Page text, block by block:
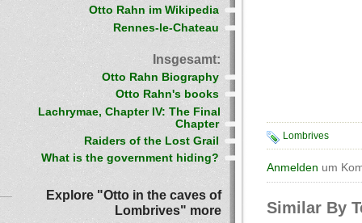
Lombrives
Anmelden um
Similar By
Otto Rahn im Wikipedia
Rennes-le-Chateau
Insgesamt:
Otto Rahn Biography
Otto Rahn's books
Lachrymae, Chapter IV: The Final
Chapter
Raiders of the Lost Grail
What is the government hiding?
Explore "Otto in the caves of
Lombrives" more